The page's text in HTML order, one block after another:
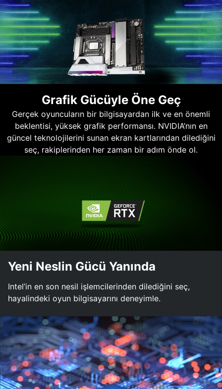
Grafik Gücüyle Öne Geç
Gerçek oyuncuların bir bilgisayardan ilk ve en önemli
beklentisi, yüksek grafik performansı. NVIDIA’nın en
güncel teknolojilerini sunan ekran kartlarından dilediğini
seç, rakiplerinden her zaman bir adım önde ol.
Yeni Neslin Gücü Yanında
Intel’in en son nesil işlemcilerinden dilediğini seç,
hayalindeki oyun bilgisayarını deneyimle.